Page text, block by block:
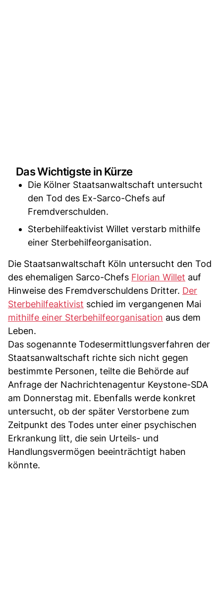
Das Wichtigste in Kürze
Die Kölner Staatsanwaltschaft untersucht
den Tod des Ex-Sarco-Chefs auf
Fremdverschulden.
Sterbehilfeaktivist Willet verstarb mithilfe
einer Sterbehilfeorganisation.
Die Staatsanwaltschaft Köln untersucht den Tod
des ehemaligen Sarco-Chefs Florian Willet auf
Hinweise des Fremdverschuldens Dritter. Der
Sterbehilfeaktivist schied im vergangenen Mai
mithilfe einer Sterbehilfeorganisation aus dem
Leben.
Das sogenannte Todesermittlungsverfahren der
Staatsanwaltschaft richte sich nicht gegen
bestimmte Personen, teilte die Behörde auf
Anfrage der Nachrichtenagentur Keystone-SDA
am Donnerstag mit. Ebenfalls werde konkret
untersucht, ob der später Verstorbene zum
Zeitpunkt des Todes unter einer psychischen
Erkrankung litt, die sein Urteils- und
Handlungsvermögen beeinträchtigt haben
könnte.